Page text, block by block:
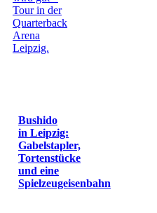
Bushido
in Leipzig:
Gabelstapler,
Tortenstücke
und eine
Spielzeugeisenbahn